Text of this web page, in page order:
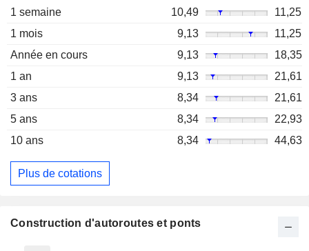
1 semaine 10,49
11,25
1 mois
9,13
11,25
Année en cours
9,13
18,35
1 an
9,13
21,61
3 ans
8,34
21,61
5 ans
8,34
22,93
10 ans
8,34 44,63
Plus de cotations
Construction d'autoroutes et ponts